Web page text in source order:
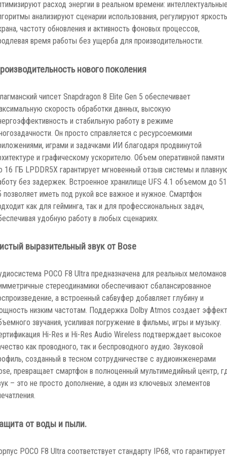
расход энергии в реальном времени:
анализируют сценарии использования, регулируют яркость
частоту обновления и активность фоновых процессов,
время работы без ущерба для производительности.
нового поколения
чипсет Snapdragon 8 Elite Gen 5 обеспечивает
скорость обработки данных, высокую
и стабильную работу в режиме
Он просто справляется с ресурсоемкими
играми и задачками ИИ благодаря продвинутой
и графическому ускорителю. Объем оперативной памяти
16 ГБ LPDDR5X гарантирует мгновенный отзыв системы и
без задержек. Встроенное хранилище UFS 4.1 объемом до
позволяет иметь под рукой все важное и нужное. Смартфон
как для гейминга, так и для профессиональных задач,
удобную работу в любых сценариях.
выразительный звук от Bose
POCO F8 Ultra предназначена для реальных
стереодинамики обеспечивают сбалансированное
а встроенный сабвуфер добавляет глубину и
низким частотам. Поддержка Dolby Atmos создает эффект
звучания, усиливая погружение в фильмы, игры и музыку.
Hi-Res и Hi-Res Audio Wireless подтверждает высокое
как проводного, так и беспроводного аудио. Звуковой
созданный в тесном сотрудничестве с аудиоинженерами
превращает смартфон в полноценный мультимедийный центр,
– это не просто дополнение, а один из ключевых элементов
от воды и пыли.
POCO F8 Ultra соответствует стандарту IP68, что гарантирует